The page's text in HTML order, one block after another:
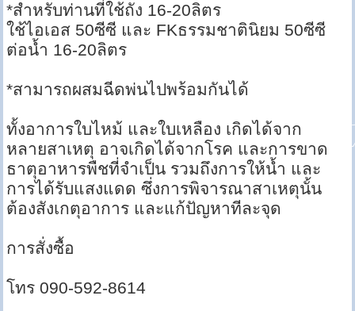
*สำหรับท่านที่ใช้ถัง 16-20ลิตร
ใช้ไอเอส 50ซีซี และ FKธรรมชาตินิยม 50ซีซี
ต่อน้ำ 16-20ลิตร
*สามารถผสมฉีดพ่นไปพร้อมกันได้
ทั้งอาการใบไหม้ และใบเหลือง เกิดได้จาก
หลายสาเหตุ อาจเกิดได้จากโรค และการขาด
ธาตุอาหารพืชที่จำเป็น รวมถึงการให้น้ำ และ
การได้รับแสงแดด ซึ่งการพิจารณาสาเหตุนั้น
ต้องสังเกตุอาการ และแก้ปัญหาทีละจุด
การสั่งซื้อ
โทร 090-592-8614